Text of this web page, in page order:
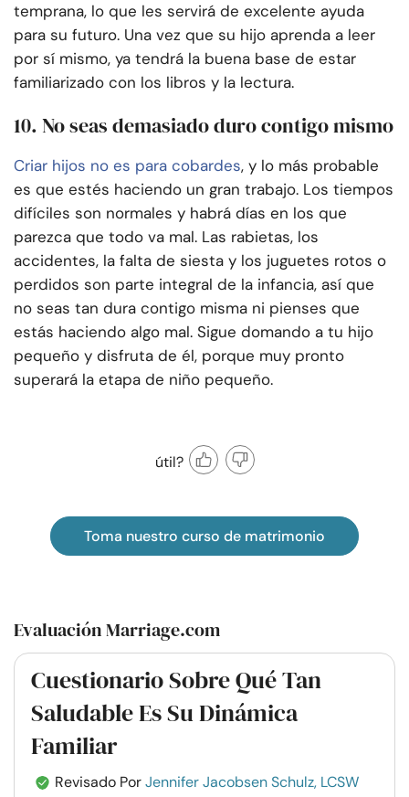
temprana, lo que les servirá de excelente ayuda
para su futuro. Una vez que su hijo aprenda a leer
por sí mismo, ya tendrá la buena base de estar
familiarizado con los libros y la lectura.
10. No seas demasiado duro contigo mismo
Criar hijos no es para cobardes, y lo más probable
es que estés haciendo un gran trabajo. Los tiempos
difíciles son normales y habrá días en los que
parezca que todo va mal. Las rabietas, los
accidentes, la falta de siesta y los juguetes rotos o
perdidos son parte integral de la infancia, así que
no seas tan dura contigo misma ni pienses que
estás haciendo algo mal. Sigue domando a tu hijo
pequeño y disfruta de él, porque muy pronto
superará la etapa de niño pequeño.
útil?
Toma nuestro curso de matrimonio
Evaluación Marriage.com
Cuestionario Sobre Qué Tan
Saludable Es Su Dinámica
Familiar
Revisado PorJennifer Jacobsen Schulz, LCSW